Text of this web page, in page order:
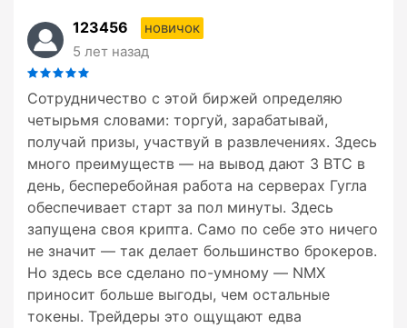
123456
новичок
5 лет назад
Сотрудничество с этой биржей определяю
четырьмя словами: торгуй, зарабатывай,
получай призы, участвуй в развлечениях. Здесь
много преимуществ — на вывод дают 3 ВТС в
день, бесперебойная работа на серверах Гугла
обеспечивает старт за пол минуты. Здесь
запущена своя крипта. Само по себе это ничего
не значит — так делает большинство брокеров.
Но здесь все сделано по-умному — NMX
приносит больше выгоды, чем остальные
токены. Трейдеры это ощущают едва